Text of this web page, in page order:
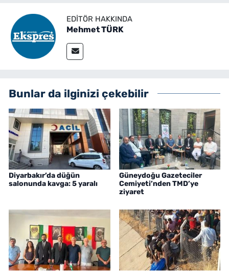
EDITÖR HAKKINDA
Mehmet TÜRK
Bunlar da ilginizi çekebilir
Diyarbakır’da düğün
salonunda kavga: 5 yaralı
Güneydoğu Gazeteciler
Cemiyeti’nden TMD’ye
ziyaret